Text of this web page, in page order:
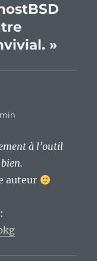
»
à l’outil
auteur